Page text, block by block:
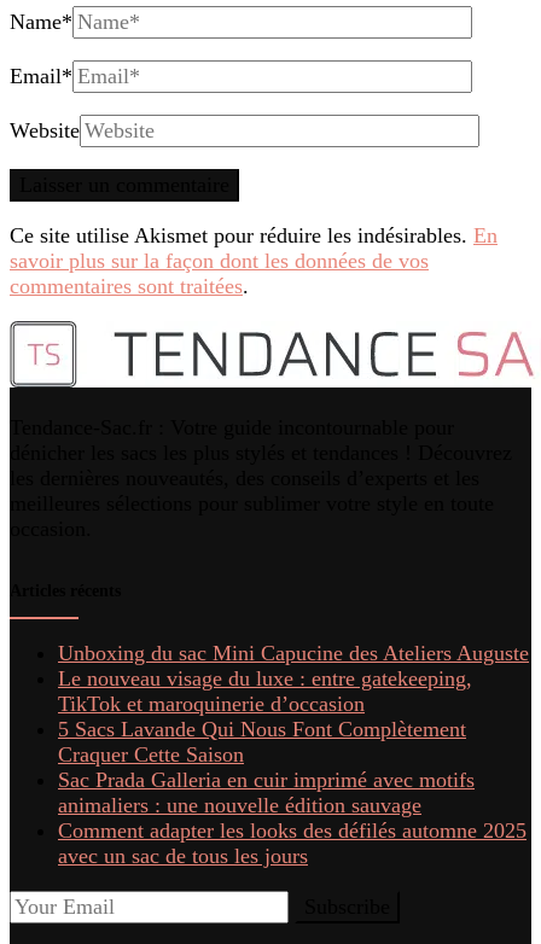
Name*
Email*
Website
Ce site utilise Akismet pour réduire les indésirables. En
savoir plus sur la façon dont les données de vos
commentaires sont traitées.
Unboxing du sac Mini Capucine des Ateliers Auguste
Le nouveau visage du luxe : entre gatekeeping,
TikTok et maroquinerie d’occasion
5 Sacs Lavande Qui Nous Font Complètement
Craquer Cette Saison
Sac Prada Galleria en cuir imprimé avec motifs
animaliers : une nouvelle édition sauvage
Comment adapter les looks des défilés automne 2025
avec un sac de tous les jours